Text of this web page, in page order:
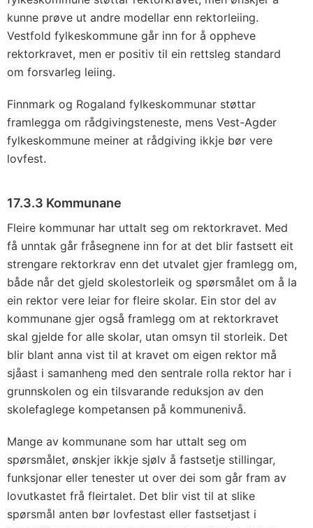
kunne prøve ut andre modellar enn rektorleiing.
Vestfold fylkeskommune går inn for å oppheve
rektorkravet, men er positiv til ein rettsleg standard
om forsvarleg leiing.
Finnmark og Rogaland fylkeskommunar støttar
framlegga om rådgivingsteneste, mens Vest-Agder
fylkeskommune meiner at rådgiving ikkje bør vere
lovfest.
17.3.3 Kommunane
Fleire kommunar har uttalt seg om rektorkravet. Med
få unntak går fråsegnene inn for at det blir fastsett eit
strengare rektorkrav enn det utvalet gjer framlegg om,
både når det gjeld skolestorleik og spørsmålet om å la
ein rektor vere leiar for fleire skolar. Ein stor del av
kommunane gjer også framlegg om at rektorkravet
skal gjelde for alle skolar, utan omsyn til storleik. Det
blir blant anna vist til at kravet om eigen rektor må
sjåast i samanheng med den sentrale rolla rektor har i
grunnskolen og ein tilsvarande reduksjon av den
skolefaglege kompetansen på kommunenivå.
Mange av kommunane som har uttalt seg om
spørsmålet, ønskjer ikkje sjølv å fastsetje stillingar,
funksjonar eller tenester ut over dei som går fram av
lovutkastet frå fleirtalet. Det blir vist til at slike
spørsmål anten bør lovfestast eller fastsetjast i